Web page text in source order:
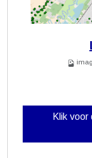
Klik